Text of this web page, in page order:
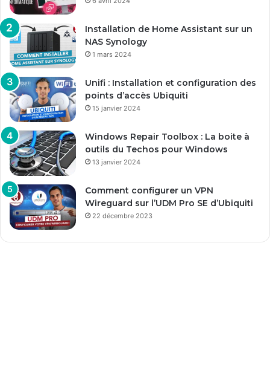
Installation de Home Assistant sur un
NAS Synology
1 mars 2024
Unifi : Installation et configuration des
points d’accès Ubiquiti
15 janvier 2024
Windows Repair Toolbox : La boite à
outils du Techos pour Windows
13 janvier 2024
Comment configurer un VPN
Wireguard sur l’UDM Pro SE d’Ubiquiti
22 décembre 2023